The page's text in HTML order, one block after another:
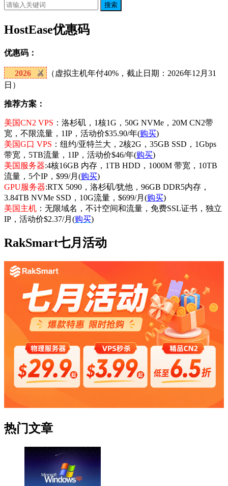
搜索
HostEase优惠码
优惠码：
2026
（虚拟主机年付40%，截止日期：2026年12月31
日）
推荐方案：
美国CN2 VPS ：洛杉矶，1核1G，50G NVMe，20M CN2带
宽，不限流量，1IP，活动价$35.90/年(购买)
美国G口 VPS ：纽约/亚特兰大，2核2G，35GB SSD，1Gbps
带宽，5TB流量，1IP，活动价$46/年(购买)
美国服务器:4核16GB 内存，1TB HDD，1000M 带宽，10TB
流量，5个IP，$99/月(购买)
GPU服务器:RTX 5090，洛杉矶/犹他，96GB DDR5内存，
3.84TB NVMe SSD，10G流量，$699/月(购买)
美国主机 ：无限域名，不计空间和流量，免费SSL证书，独立
IP，活动价$2.37/月(购买)
RakSmart七月活动
热门文章